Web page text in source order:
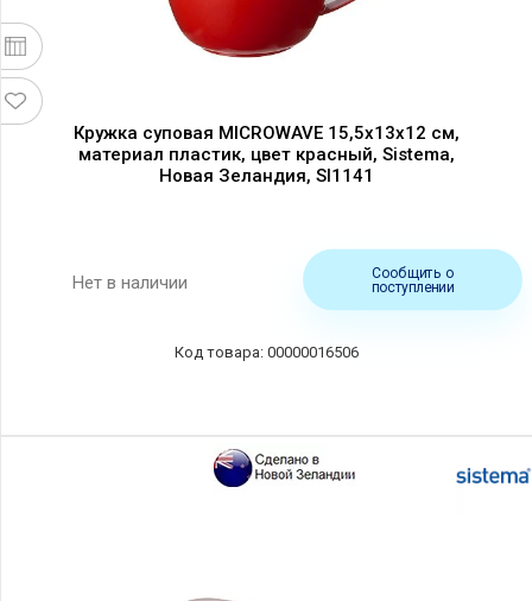
Кружка суповая MICROWAVE 15,5х13х12 см,
материал пластик, цвет красный, Sistema,
Новая Зеландия, SI1141
Нет в наличии
Сообщить о
поступлении
00000016506